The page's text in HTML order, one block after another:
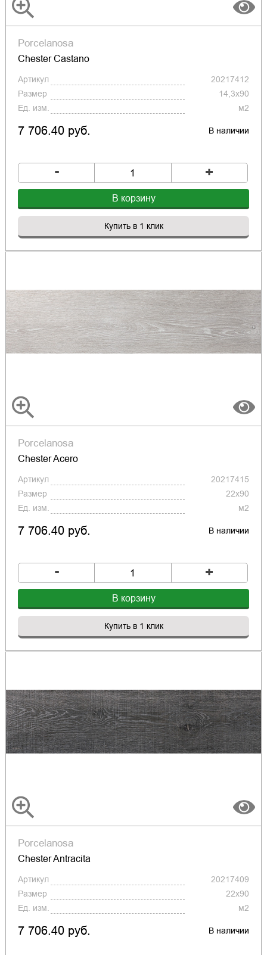
Porcelanosa
Chester Castano
Артикул
20217412
Размер
14,3x90
Ед. изм.
м2
7 706.40 руб. В наличии
- +
В корзину
Купить в 1 клик
Porcelanosa
Chester Acero
Артикул
20217415
Размер
22x90
Ед. изм.
м2
7 706.40 руб. В наличии
- +
В корзину
Купить в 1 клик
Porcelanosa
Chester Antracita
Артикул
20217409
Размер
22x90
Ед. изм.
м2
7 706.40 руб. В наличии